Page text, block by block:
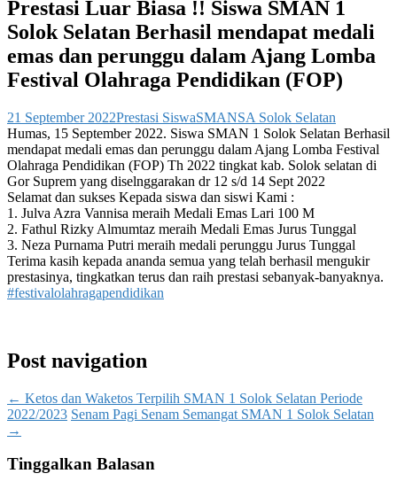
Prestasi Luar Biasa !! Siswa SMAN 1
Solok Selatan Berhasil mendapat medali
emas dan perunggu dalam Ajang Lomba
Festival Olahraga Pendidikan (FOP)
21 September 2022Prestasi SiswaSMANSA Solok Selatan
Humas, 15 September 2022. Siswa SMAN 1 Solok Selatan Berhasil
mendapat medali emas dan perunggu dalam Ajang Lomba Festival
Olahraga Pendidikan (FOP) Th 2022 tingkat kab. Solok selatan di
Gor Suprem yang diselnggarakan dr 12 s/d 14 Sept 2022
Selamat dan sukses Kepada siswa dan siswi Kami :
1. Julva Azra Vannisa meraih Medali Emas Lari 100 M
2. Fathul Rizky Almumtaz meraih Medali Emas Jurus Tunggal
3. Neza Purnama Putri meraih medali perunggu Jurus Tunggal
Terima kasih kepada ananda semua yang telah berhasil mengukir
prestasinya, tingkatkan terus dan raih prestasi sebanyak-banyaknya.
#festivalolahragapendidikan
Post navigation
← Ketos dan Waketos Terpilih SMAN 1 Solok Selatan Periode
2022/2023 Senam Pagi Senam Semangat SMAN 1 Solok Selatan
→
Tinggalkan Balasan